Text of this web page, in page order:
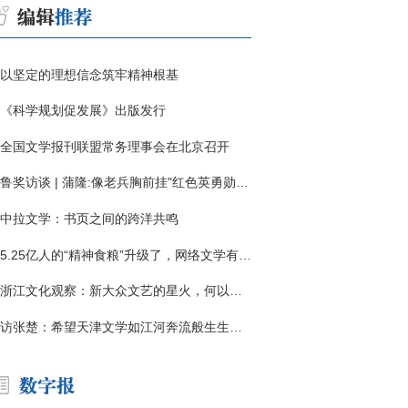
以坚定的理想信念筑牢精神根基
《科学规划促发展》出版发行
全国文学报刊联盟常务理事会在北京召开
鲁奖访谈 | 蒲隆:像老兵胸前挂"红色英勇勋章"
中拉文学：书页之间的跨洋共鸣
5.25亿人的“精神食粮”升级了，网络文学有了哪些新变化？
浙江文化观察：新大众文艺的星火，何以燎原？
访张楚：希望天津文学如江河奔流般生生不息